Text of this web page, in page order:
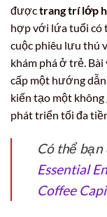
đượctrang trí lớp
hợp với lứa tuổi có
cuộc phiêu lưu thú
khám phá ở trẻ. Bài
cấp một hướng dẫn
kiến tạo một không
phát triển tối đa
Có thể
Essential
Coffee